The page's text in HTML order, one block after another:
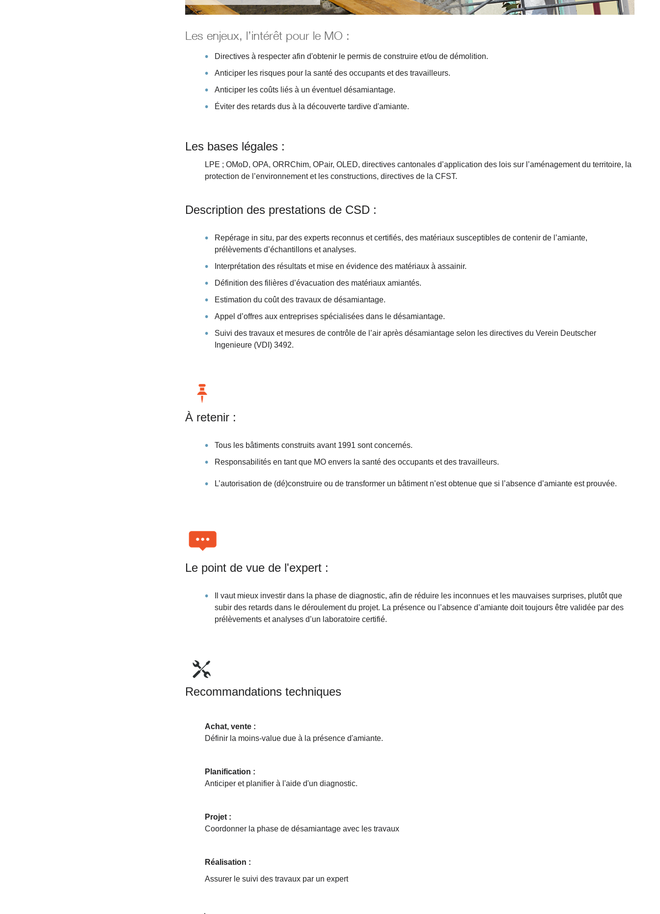
Les enjeux, l’intérêt pour le MO :
Directives à respecter afin d'obtenir le permis de construire et/ou de démolition.
Anticiper les risques pour la santé des occupants et des travailleurs.
Anticiper les coûts liés à un éventuel désamiantage.
Éviter des retards dus à la découverte tardive d'amiante.
Les bases légales :
LPE ; OMoD, OPA, ORRChim, OPair, OLED, directives cantonales d’application des lois sur l’aménagement du territoire, la
protection de l’environnement et les constructions, directives de la CFST.
Description des prestations de CSD :
Repérage in situ, par des experts reconnus et certifiés, des matériaux susceptibles de contenir de l’amiante,
prélèvements d’échantillons et analyses.
Interprétation des résultats et mise en évidence des matériaux à assainir.
Définition des filières d’évacuation des matériaux amiantés.
Estimation du coût des travaux de désamiantage.
Appel d’offres aux entreprises spécialisées dans le désamiantage.
Suivi des travaux et mesures de contrôle de l’air après désamiantage selon les directives du Verein Deutscher
Ingenieure (VDI) 3492.
À retenir :
Tous les bâtiments construits avant 1991 sont concernés.
Responsabilités en tant que MO envers la santé des occupants et des travailleurs.
L’autorisation de (dé)construire ou de transformer un bâtiment n’est obtenue que si l’absence d’amiante est prouvée.
Le point de vue de l'expert :
Il vaut mieux investir dans la phase de diagnostic, afin de réduire les inconnues et les mauvaises surprises, plutôt que
subir des retards dans le déroulement du projet. La présence ou l’absence d’amiante doit toujours être validée par des
prélèvements et analyses d’un laboratoire certifié.
Recommandations techniques
Achat, vente :
Définir la moins-value due à la présence d'amiante.
Planification :
Anticiper et planifier à l'aide d'un diagnostic.
Projet :
Coordonner la phase de désamiantage avec les travaux
Réalisation :
Assurer le suivi des travaux par un expert